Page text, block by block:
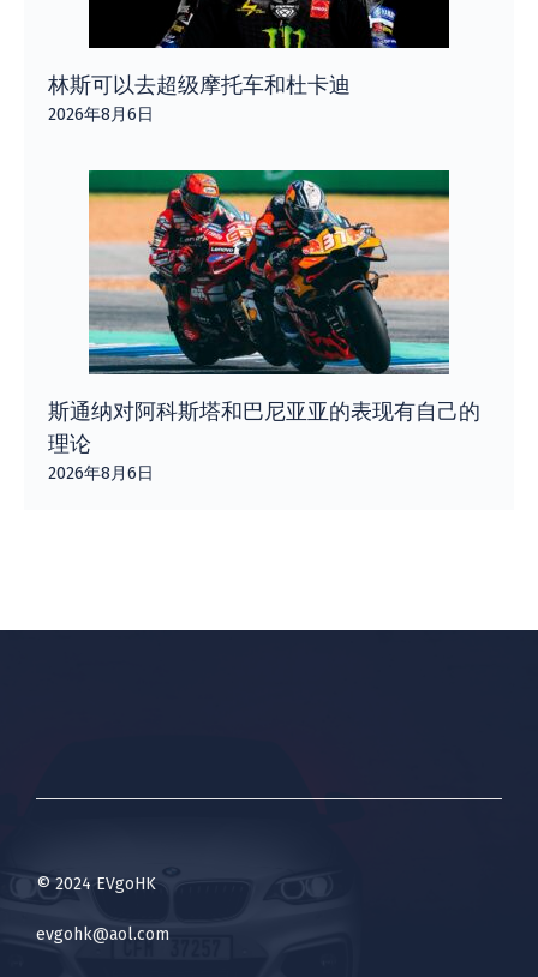
林斯可以去超级摩托车和杜卡迪
2026年8月6日
斯通纳对阿科斯塔和巴尼亚亚的表现有自己的
理论
2026年8月6日
© 2024 EVgoHK
evgohk@aol.com